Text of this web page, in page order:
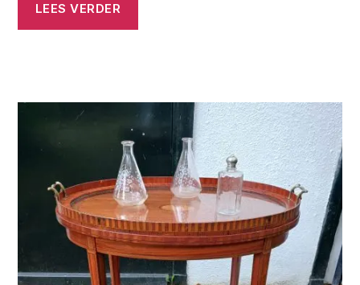
LEES VERDER